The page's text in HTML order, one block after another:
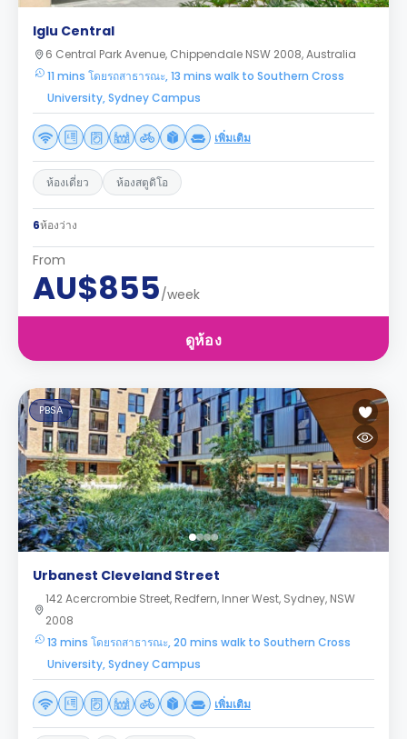
Iglu Central
6 Central Park Avenue, Chippendale NSW 2008, Australia
11 mins โดยรถสาธารณะ, 13 mins walk to Southern Cross
University, Sydney Campus
เพิ่มเติม
ห้องเดี่ยว ห้องสตูดิโอ
6ห้องว่าง
From
AU$855/week
ดูห้อง
PBSA
Urbanest Cleveland Street
142 Acercrombie Street, Redfern, Inner West, Sydney, NSW
2008
13 mins โดยรถสาธารณะ, 20 mins walk to Southern Cross
University, Sydney Campus
เพิ่มเติม